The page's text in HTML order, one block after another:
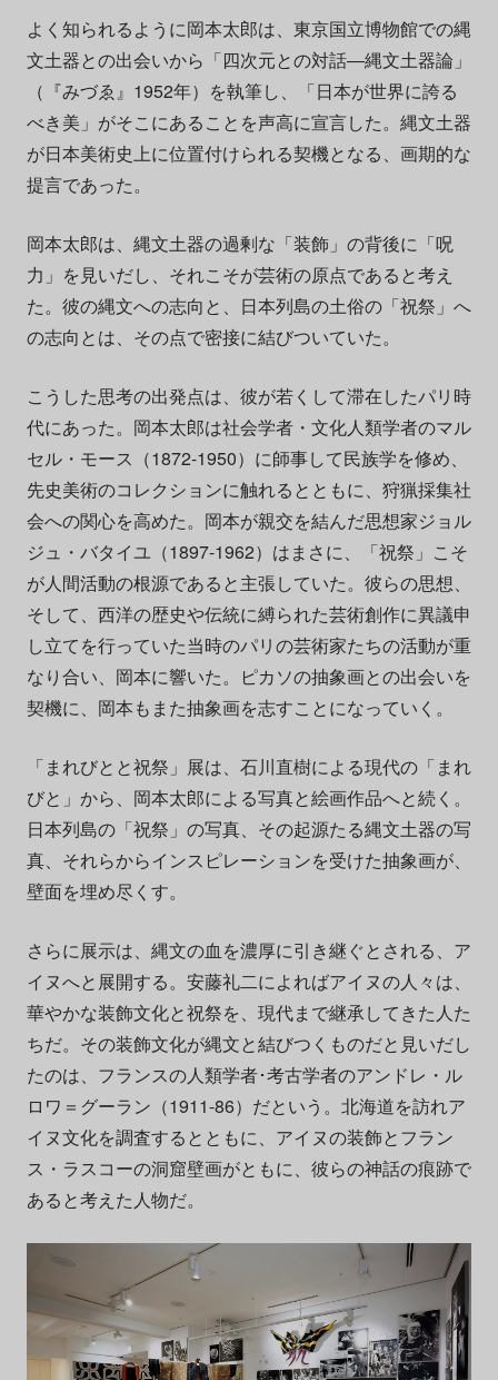
よく知られるように岡本太郎は、東京国立博物館での縄
文土器との出会いから「四次元との対話―縄文土器論」
（『みづゑ』1952年）を執筆し、「日本が世界に誇る
べき美」がそこにあることを声高に宣言した。縄文土器
が日本美術史上に位置付けられる契機となる、画期的な
提言であった。
岡本太郎は、縄文土器の過剰な「装飾」の背後に「呪
力」を見いだし、それこそが芸術の原点であると考え
た。彼の縄文への志向と、日本列島の土俗の「祝祭」へ
の志向とは、その点で密接に結びついていた。
こうした思考の出発点は、彼が若くして滞在したパリ時
代にあった。岡本太郎は社会学者・文化人類学者のマル
セル・モース（1872-1950）に師事して民族学を修め、
先史美術のコレクションに触れるとともに、狩猟採集社
会への関心を高めた。岡本が親交を結んだ思想家ジョル
ジュ・バタイユ（1897-1962）はまさに、「祝祭」こそ
が人間活動の根源であると主張していた。彼らの思想、
そして、西洋の歴史や伝統に縛られた芸術創作に異議申
し立てを行っていた当時のパリの芸術家たちの活動が重
なり合い、岡本に響いた。ピカソの抽象画との出会いを
契機に、岡本もまた抽象画を志すことになっていく。
「まれびとと祝祭」展は、石川直樹による現代の「まれ
びと」から、岡本太郎による写真と絵画作品へと続く。
日本列島の「祝祭」の写真、その起源たる縄文土器の写
真、それらからインスピレーションを受けた抽象画が、
壁面を埋め尽くす。
さらに展示は、縄文の血を濃厚に引き継ぐとされる、ア
イヌへと展開する。安藤礼二によればアイヌの人々は、
華やかな装飾文化と祝祭を、現代まで継承してきた人た
ちだ。その装飾文化が縄文と結びつくものだと見いだし
たのは、フランスの人類学者･考古学者のアンドレ・ル
ロワ＝グーラン（1911-86）だという。北海道を訪れア
イヌ文化を調査するとともに、アイヌの装飾とフラン
ス・ラスコーの洞窟壁画がともに、彼らの神話の痕跡で
あると考えた人物だ。